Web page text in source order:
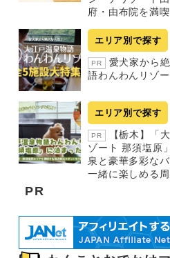
府・由布院を満
エリア別で探す
PR
愛犬家から
語わんわんリゾ
エリア別で探す
PR
【栃木】「
ゾート 那須塩原
泉と豪華多彩な
一緒に楽しめる
PR